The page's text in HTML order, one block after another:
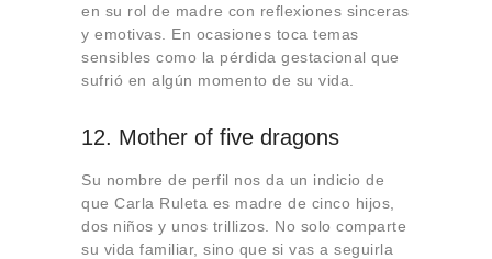
en su rol de madre con reflexiones sinceras
y emotivas. En ocasiones toca temas
sensibles como la pérdida gestacional que
sufrió en algún momento de su vida.
12. Mother of five dragons
Su nombre de perfil nos da un indicio de
que Carla Ruleta es madre de cinco hijos,
dos niños y unos trillizos. No solo comparte
su vida familiar, sino que si vas a seguirla